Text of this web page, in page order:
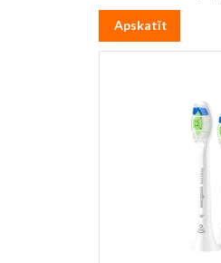
Apskatīt